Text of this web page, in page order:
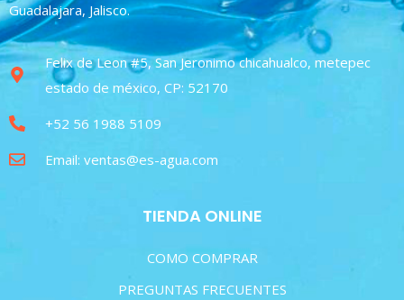
Guadalajara, Jalisco.
Felix de Leon #5, San Jeronimo chicahualco, metepec
estado de méxico, CP: 52170
+52 56 1988 5109
Email: ventas@es-agua.com
TIENDA ONLINE
COMO COMPRAR
PREGUNTAS FRECUENTES